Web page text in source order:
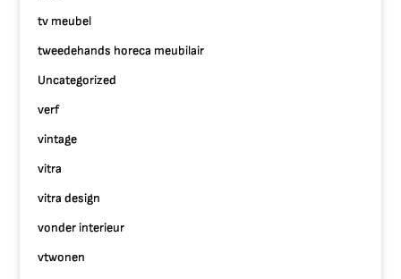
tv meubel
tweedehands horeca meubilair
Uncategorized
verf
vintage
vitra
vitra design
vonder interieur
vtwonen